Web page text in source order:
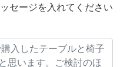
セージを入れてください